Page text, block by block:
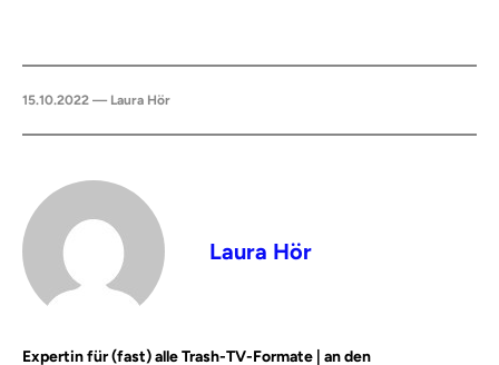
15.10.2022 — Laura Hör
Laura Hör
Expertin für (fast) alle Trash-TV-Formate | an den